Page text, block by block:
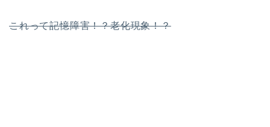
これって記憶障害！？老化現象！？